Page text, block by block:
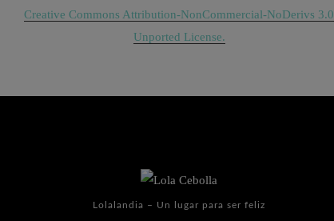
Creative Commons Attribution-NonCommercial-NoDerivs 3.0
Unported License.
Lolalandia – Un lugar para ser feliz